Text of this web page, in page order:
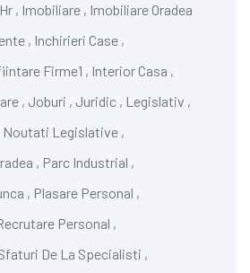
Hr , Imobiliare , Imobiliare Oradea
, Inchirieri Case ,
Firme1 , Interior Casa ,
, Joburi , Juridic , Legislativ ,
Noutati Legislative ,
, Parc Industrial ,
, Plasare Personal ,
Personal ,
De La Specialisti ,